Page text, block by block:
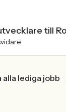
till
alla lediga jobb